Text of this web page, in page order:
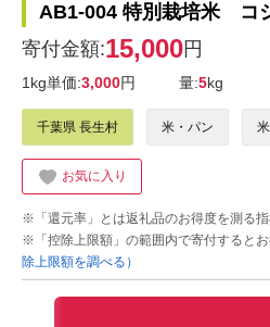
AB1-004 特別栽培米 コ
寄付金額:15,000円
1kg単価:3,000円 量:5kg
千葉県 長生村 米・パン 米
お気に入り
※「還元率」とは返礼品のお得度を測る
※「控除上限額」の範囲内で寄付すると
除上限額を調べる）